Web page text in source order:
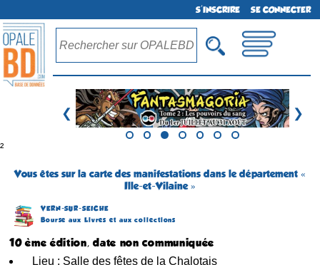
S'INSCRIRE SE CONNECTER
❮ ❯
²
Vous êtes sur la carte des manifestations dans le département «
Ille-et-Vilaine »
VERN-SUR-SEICHE
Bourse aux Livres et aux collections
10 ème édition, date non communiquée
Lieu : Salle des fêtes de la Chalotais